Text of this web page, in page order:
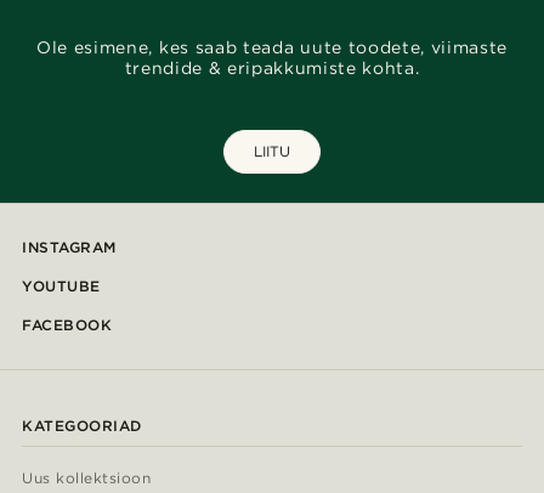
Ole esimene, kes saab teada uute toodete, viimaste
trendide & eripakkumiste kohta.
LIITU
INSTAGRAM
YOUTUBE
FACEBOOK
KATEGOORIAD
Uus kollektsioon